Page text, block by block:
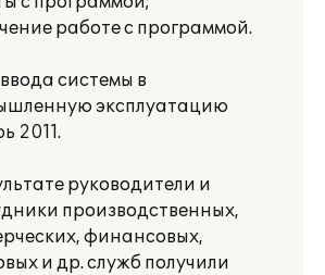
работе с программой.
системы в
эксплуатацию
2011.
руководители и
производственных,
финансовых,
и др. служб получили